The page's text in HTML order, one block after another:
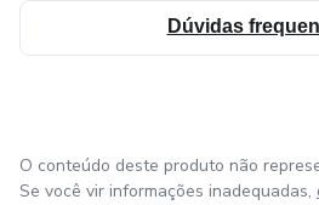
Dúvidas
O conteúdo deste produto não
Se você vir informações inadequadas,